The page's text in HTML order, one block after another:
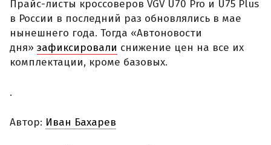
Прайс-листы кроссоверов VGV U70 Pro и U75 Plus
в России в последний раз обновлялись в мае
нынешнего года. Тогда «Автоновости
дня» зафиксировали снижение цен на все их
комплектации, кроме базовых.
.
Автор: Иван Бахарев